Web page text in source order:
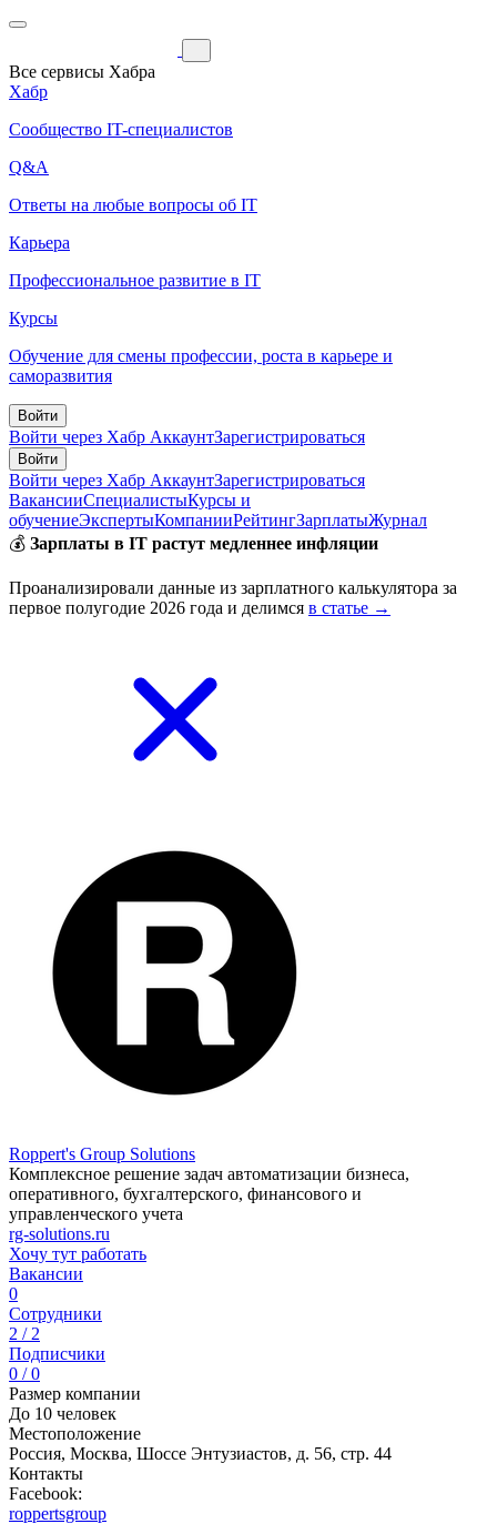
Все сервисы Хабра
Хабр
Сообщество IT-специалистов
Q&A
Ответы на любые вопросы об IT
Карьера
Профессиональное развитие в IT
Курсы
Обучение для смены профессии, роста в карьере и
саморазвития
Войти
Войти через Хабр АккаунтЗарегистрироваться
Войти
Войти через Хабр АккаунтЗарегистрироваться
ВакансииСпециалистыКурсы и
обучениеЭкспертыКомпанииРейтингЗарплатыЖурнал
💰 Зарплаты в IT растут медленнее инфляции
Проанализировали данные из зарплатного калькулятора за
первое полугодие 2026 года и делимся в статье →
Roppert's Group Solutions
Комплексное решение задач автоматизации бизнеса,
оперативного, бухгалтерского, финансового и
управленческого учета
rg-solutions.ru
Хочу тут работать
Вакансии
0
Сотрудники
2 / 2
Подписчики
0 / 0
Размер компании
До 10 человек
Местоположение
Россия, Москва, Шоссе Энтузиастов, д. 56, стр. 44
Контакты
Facebook:
roppertsgroup